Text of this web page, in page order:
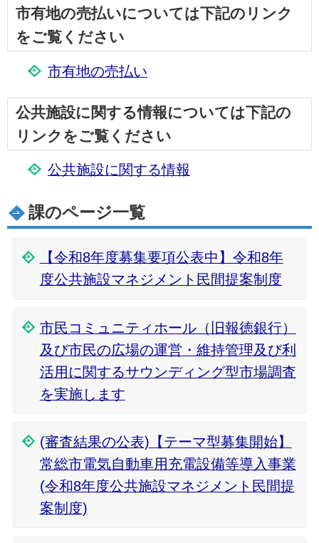
市有地の売払いについては下記のリンク
をご覧ください
市有地の売払い
公共施設に関する情報については下記の
リンクをご覧ください
公共施設に関する情報
課のページ一覧
【令和8年度募集要項公表中】令和8年
度公共施設マネジメント民間提案制度
市民コミュニティホール（旧報徳銀行）
及び市民の広場の運営・維持管理及び利
活用に関するサウンディング型市場調査
を実施します
(審査結果の公表)【テーマ型募集開始】
常総市電気自動車用充電設備等導入事業
(令和8年度公共施設マネジメント民間提
案制度)